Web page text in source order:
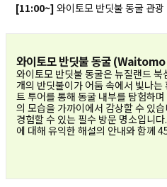
[11:00~] 와이토모 반딧불 동굴 관
와이토모 반딧불 동굴
와이토모 반딧불 동굴은 뉴질랜드
개의 반딧불이가 어둠 속에서 빛나
트 투어를 통해 동굴 내부를 탐험하
의 모습을 가까이에서 감상할 수 있
경험할 수 있는 필수 방문 명소입니
에 대해 유익한 해설의 안내와 함께